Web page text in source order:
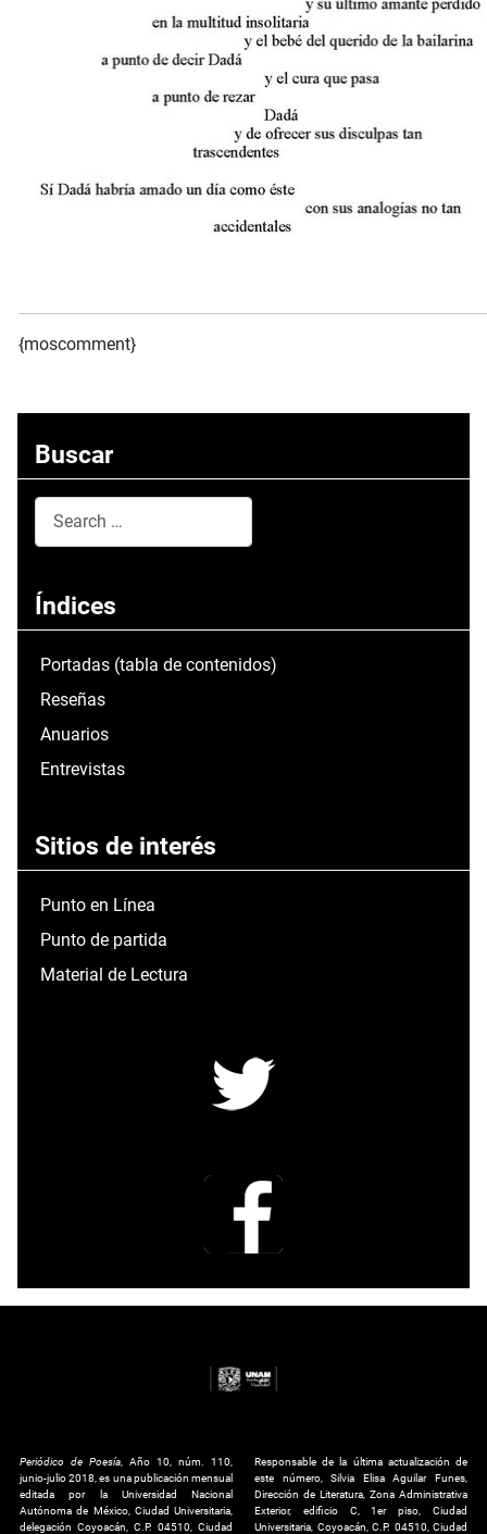
{moscomment}
Buscar
Índices
Portadas (tabla de contenidos)
Reseñas
Anuarios
Entrevistas
Sitios de interés
Punto en Línea
Punto de partida
Material de Lectura
Periódico de Poesía , Año 10, núm. 110,
junio-julio 2018, es una publicación mensual
editada por la Universidad Nacional
Autónoma de México, Ciudad Universitaria,
delegación Coyoacán, C.P. 04510, Ciudad
Responsable de la última actualización de
este número, Silvia Elisa Aguilar Funes,
Dirección de Literatura, Zona Administrativa
Exterior, edificio C, 1er piso, Ciudad
Universitaria, Coyoacán, C.P. 04510, Ciudad